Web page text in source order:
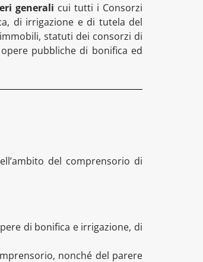
generali cui tutti i Consorzi
di irrigazione e di tutela del
statuti dei consorzi di
pubbliche di bonifica ed
del comprensorio di
di bonifica e irrigazione, di
nonché del parere